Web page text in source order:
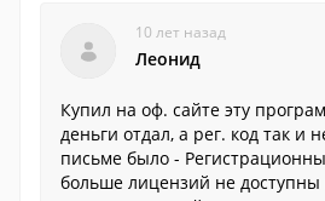
10 лет назад
Леонид
Купил на оф. сайте эту
деньги отдал, а рег. код так и
письме было -
больше лицензий не